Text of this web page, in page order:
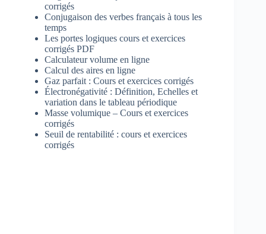
corrigés
Conjugaison des verbes français à tous les
temps
Les portes logiques cours et exercices
corrigés PDF
Calculateur volume en ligne
Calcul des aires en ligne
Gaz parfait : Cours et exercices corrigés
Électronégativité : Définition, Echelles et
variation dans le tableau périodique
Masse volumique – Cours et exercices
corrigés
Seuil de rentabilité : cours et exercices
corrigés